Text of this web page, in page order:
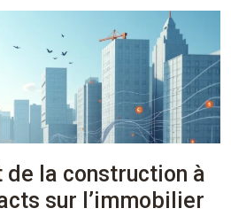
de la construction à
sur l’immobilier